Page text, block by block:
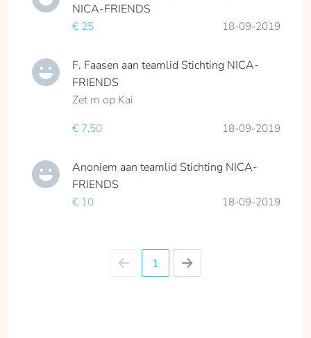
NICA-FRIENDS
€ 25 18-09-2019
F. Faasen aan teamlid Stichting NICA-
FRIENDS
Zet m op Kai
€ 7,50 18-09-2019
Anoniem aan teamlid Stichting NICA-
FRIENDS
€ 10 18-09-2019
1